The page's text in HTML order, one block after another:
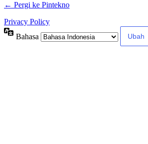
← Pergi ke Pintekno
Privacy Policy
Bahasa